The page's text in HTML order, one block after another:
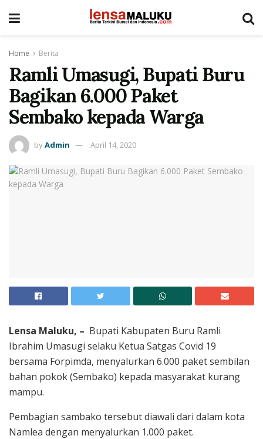
Home Berita
Ramli Umasugi, Bupati Buru
Bagikan 6.000 Paket
Sembako kepada Warga
byAdmin April 14, 2020
Lensa Maluku, – Bupati Kabupaten Buru Ramli
Ibrahim Umasugi selaku Ketua Satgas Covid 19
bersama Forpimda, menyalurkan 6.000 paket sembilan
bahan pokok (Sembako) kepada masyarakat kurang
mampu.
Pembagian sambako tersebut diawali dari dalam kota
Namlea dengan menyalurkan 1.000 paket.